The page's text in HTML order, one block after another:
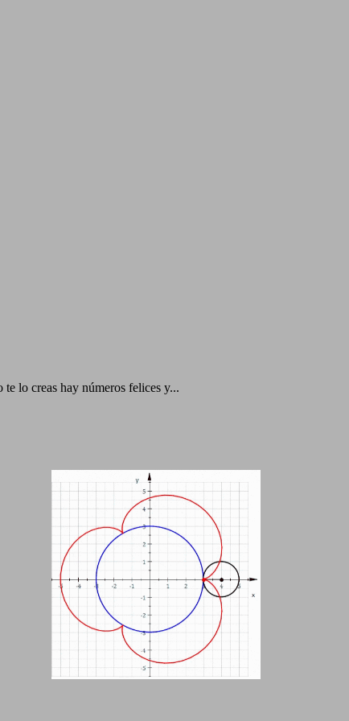
lo creas hay números felices y...